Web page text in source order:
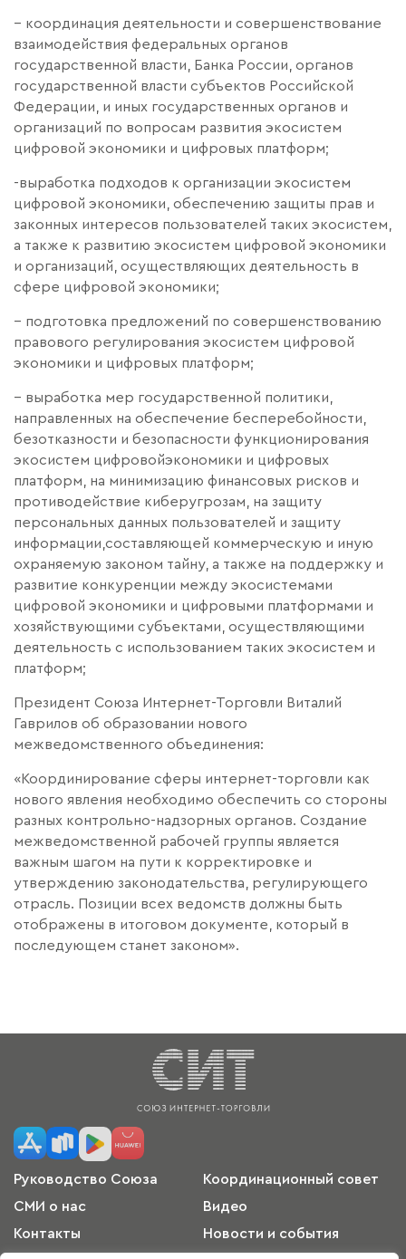
– координация деятельности и совершенствование
взаимодействия федеральных органов
государственной власти, Банка России, органов
государственной власти субъектов Российской
Федерации, и иных государственных органов и
организаций по вопросам развития экосистем
цифровой экономики и цифровых платформ;
-выработка подходов к организации экосистем
цифровой экономики, обеспечению защиты прав и
законных интересов пользователей таких экосистем,
а также к развитию экосистем цифровой экономики
и организаций, осуществляющих деятельность в
сфере цифровой экономики;
– подготовка предложений по совершенствованию
правового регулирования экосистем цифровой
экономики и цифровых платформ;
– выработка мер государственной политики,
направленных на обеспечение бесперебойности,
безотказности и безопасности функционирования
экосистем цифровойэкономики и цифровых
платформ, на минимизацию финансовых рисков и
противодействие киберугрозам, на защиту
персональных данных пользователей и защиту
информации,составляющей коммерческую и иную
охраняемую законом тайну, а также на поддержку и
развитие конкуренции между экосистемами
цифровой экономики и цифровыми платформами и
хозяйствующими субъектами, осуществляющими
деятельность с использованием таких экосистем и
платформ;
Президент Союза Интернет-Торговли Виталий
Гаврилов об образовании нового
межведомственного объединения:
«Координирование сферы интернет-торговли как
нового явления необходимо обеспечить со стороны
разных контрольно-надзорных органов. Создание
межведомственной рабочей группы является
важным шагом на пути к корректировке и
утверждению законодательства, регулирующего
отрасль. Позиции всех ведомств должны быть
отображены в итоговом документе, который в
последующем станет законом».
Руководство Союза
Координационный совет
СМИ о нас
Видео
Контакты
Новости и события